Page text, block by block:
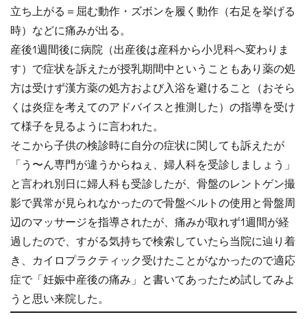
立ち上がる＝屈む動作・ズボンを履く動作（右足を挙げる
時）などに痛みが出る。
産後1週間後に病院（出産後は産科から小児科へ変わりま
す）で症状を訴えたが授乳期間中ということもあり薬の処
方は受けず漢方薬の処方および入浴を避けること（おそら
くは炎症を考えてのアドバイスと推測した）の指導を受け
て様子を見るように言われた。
そこから子供の検診時に自分の症状に関しても訴えたが
「う〜ん専門が違うからねぇ、婦人科を受診しましょう」
と言われ別日に婦人科も受診したが、骨盤のレントゲン撮
影で異常が見られなかったので骨盤ベルトの使用と骨盤周
辺のマッサージを指導されたが、痛みが取れず1週間が経
過したので、すがる気持ちで検索していたら当院に辿り着
き、カイロプラクティック受けたことがなかったので適応
症で「妊娠中産後の痛み」と書いてあったため試してみよ
うと思い来院した。